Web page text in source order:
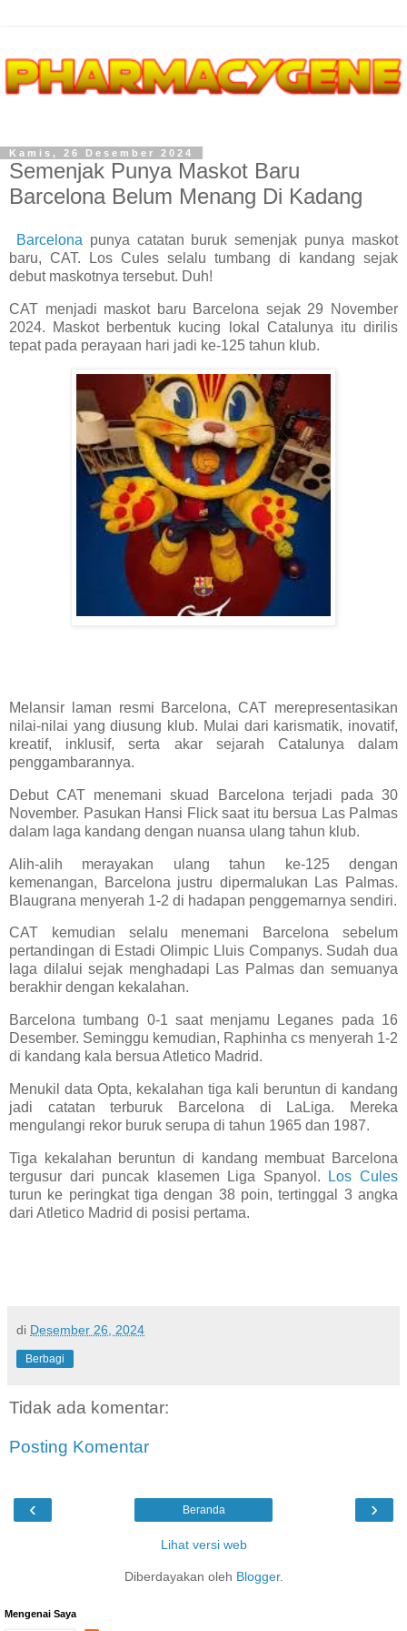
Kamis, 26 Desember 2024
Semenjak Punya Maskot Baru
Barcelona Belum Menang Di Kadang
Barcelona punya catatan buruk semenjak punya maskot
baru, CAT. Los Cules selalu tumbang di kandang sejak
debut maskotnya tersebut. Duh!
CAT menjadi maskot baru Barcelona sejak 29 November
2024. Maskot berbentuk kucing lokal Catalunya itu dirilis
tepat pada perayaan hari jadi ke-125 tahun klub.
Melansir laman resmi Barcelona, CAT merepresentasikan
nilai-nilai yang diusung klub. Mulai dari karismatik, inovatif,
kreatif, inklusif, serta akar sejarah Catalunya dalam
penggambarannya.
Debut CAT menemani skuad Barcelona terjadi pada 30
November. Pasukan Hansi Flick saat itu bersua Las Palmas
dalam laga kandang dengan nuansa ulang tahun klub.
Alih-alih merayakan ulang tahun ke-125 dengan
kemenangan, Barcelona justru dipermalukan Las Palmas.
Blaugrana menyerah 1-2 di hadapan penggemarnya sendiri.
CAT kemudian selalu menemani Barcelona sebelum
pertandingan di Estadi Olimpic Lluis Companys. Sudah dua
laga dilalui sejak menghadapi Las Palmas dan semuanya
berakhir dengan kekalahan.
Barcelona tumbang 0-1 saat menjamu Leganes pada 16
Desember. Seminggu kemudian, Raphinha cs menyerah 1-2
di kandang kala bersua Atletico Madrid.
Menukil data Opta, kekalahan tiga kali beruntun di kandang
jadi catatan terburuk Barcelona di LaLiga. Mereka
mengulangi rekor buruk serupa di tahun 1965 dan 1987.
Tiga kekalahan beruntun di kandang membuat Barcelona
tergusur dari puncak klasemen Liga Spanyol.
Los Cules
turun ke peringkat tiga dengan 38 poin, tertinggal 3 angka
dari Atletico Madrid di posisi pertama.
di Desember 26, 2024
Berbagi
Tidak ada komentar:
Posting Komentar
‹ ›
Beranda
Lihat versi web
Diberdayakan oleh Blogger.
Mengenai Saya